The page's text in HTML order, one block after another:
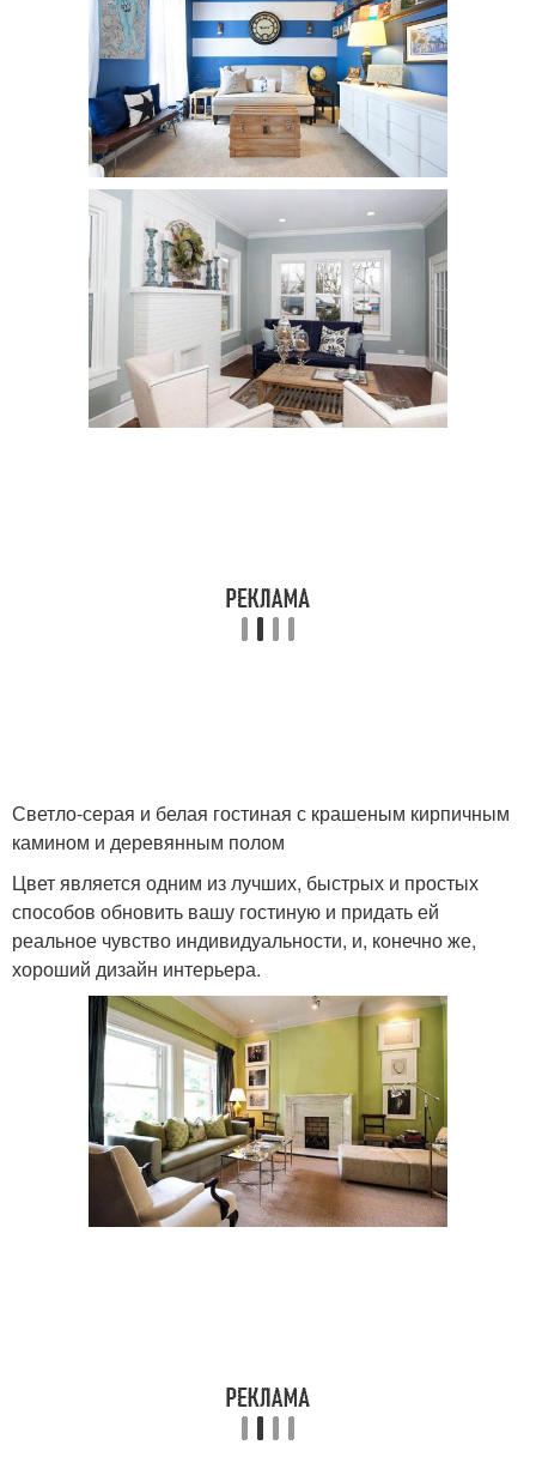
Светло-серая и белая гостиная с крашеным кирпичным
камином и деревянным полом
Цвет является одним из лучших, быстрых и простых
способов обновить вашу гостиную и придать ей
реальное чувство индивидуальности, и, конечно же,
хороший дизайн интерьера.